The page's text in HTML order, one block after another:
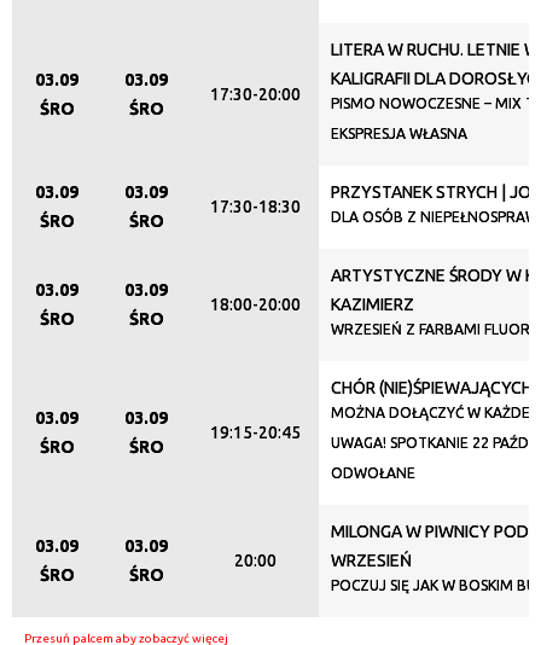
Promowane
03.09
ŚRO
03.09
ŚRO
17:30-20:00
LITERA W RUCHU. LETNIE
KALIGRAFII DLA
PISMO NOWOCZESNE – MIX
EKSPRESJA WŁASNA
03.09
ŚRO
03.09
ŚRO
17:30-18:30
PRZYSTANEK STRYCH |
DLA OSÓB Z
03.09
ŚRO
03.09
ŚRO
18:00-20:00
ARTYSTYCZNE ŚRODY W
KAZIMIERZ
WRZESIEŃ Z FARBAMI
03.09
ŚRO
03.09
ŚRO
19:15-20:45
CHÓR (NIE)ŚPIEWAJĄCYCH
MOŻNA DOŁĄCZYĆ W KAŻDEJ
UWAGA! SPOTKANIE 22
ODWOŁANE
03.09
ŚRO
03.09
ŚRO
20:00
MILONGA W PIWNICY POD
WRZESIEŃ
POCZUJ SIĘ JAK W BOSKIM